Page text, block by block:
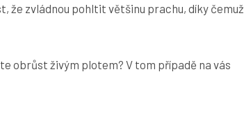
že zvládnou pohltit většinu prachu, díky čemuž
obrůst živým plotem? V tom případě na vás